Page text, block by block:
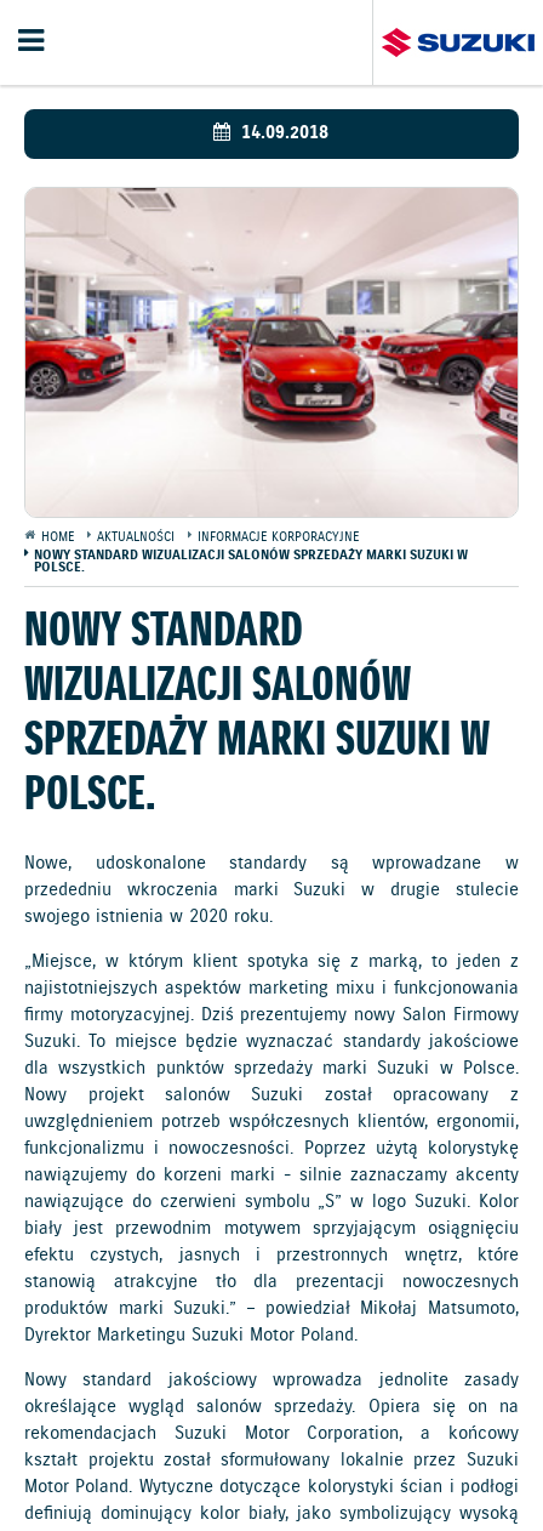
14.09.2018
HOME AKTUALNOŚCI
INFORMACJE KORPORACYJNE
NOWY STANDARD WIZUALIZACJI SALONÓW SPRZEDAŻY MARKI SUZUKI W
POLSCE.
NOWY STANDARD
WIZUALIZACJI SALONÓW
SPRZEDAŻY MARKI SUZUKI W
POLSCE.
Nowe, udoskonalone standardy są wprowadzane w
przededniu wkroczenia marki Suzuki w drugie stulecie
swojego istnienia w 2020 roku.
„Miejsce, w którym klient spotyka się z marką, to jeden z
najistotniejszych aspektów marketing mixu i funkcjonowania
firmy motoryzacyjnej. Dziś prezentujemy nowy Salon Firmowy
Suzuki. To miejsce będzie wyznaczać standardy jakościowe
dla wszystkich punktów sprzedaży marki Suzuki w Polsce.
Nowy projekt salonów Suzuki został opracowany z
uwzględnieniem potrzeb współczesnych klientów, ergonomii,
funkcjonalizmu i nowoczesności. Poprzez użytą kolorystykę
nawiązujemy do korzeni marki - silnie zaznaczamy akcenty
nawiązujące do czerwieni symbolu „S” w logo Suzuki. Kolor
biały jest przewodnim motywem sprzyjającym osiągnięciu
efektu czystych, jasnych i przestronnych wnętrz, które
stanowią atrakcyjne tło dla prezentacji nowoczesnych
produktów marki Suzuki.” – powiedział Mikołaj Matsumoto,
Dyrektor Marketingu Suzuki Motor Poland.
Nowy standard jakościowy wprowadza jednolite zasady
określające wygląd salonów sprzedaży. Opiera się on na
rekomendacjach Suzuki Motor Corporation, a końcowy
kształt projektu został sformułowany lokalnie przez Suzuki
Motor Poland. Wytyczne dotyczące kolorystyki ścian i podłogi
definiują dominujący kolor biały, jako symbolizujący wysoką